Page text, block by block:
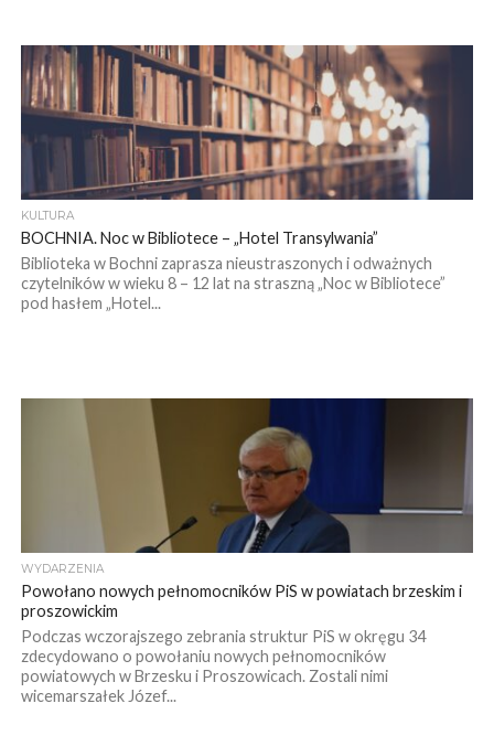
KULTURA
BOCHNIA. Noc w Bibliotece – „Hotel Transylwania”
Biblioteka w Bochni zaprasza nieustraszonych i odważnych
czytelników w wieku 8 – 12 lat na straszną „Noc w Bibliotece”
pod hasłem „Hotel...
WYDARZENIA
Powołano nowych pełnomocników PiS w powiatach brzeskim i
proszowickim
Podczas wczorajszego zebrania struktur PiS w okręgu 34
zdecydowano o powołaniu nowych pełnomocników
powiatowych w Brzesku i Proszowicach. Zostali nimi
wicemarszałek Józef...